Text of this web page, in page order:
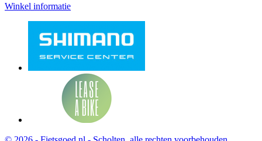
Winkel informatie